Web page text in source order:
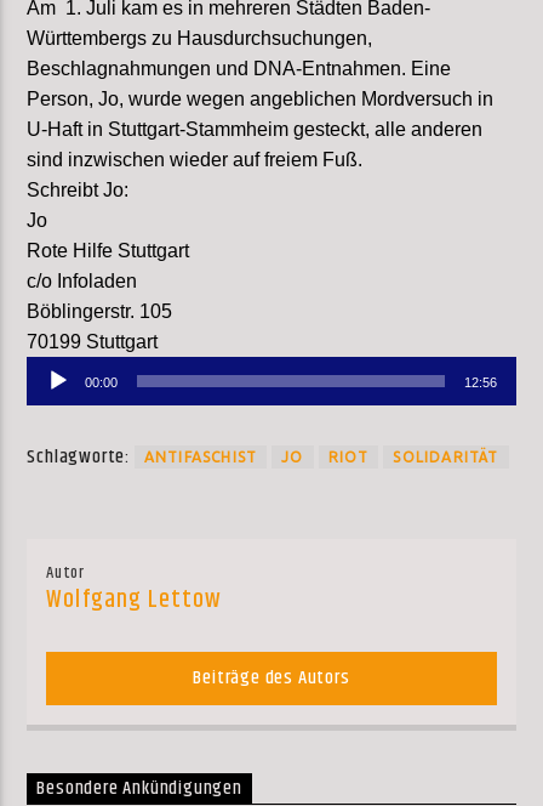
Am 1. Juli kam es in mehreren Städten Baden-
Württembergs zu Hausdurchsuchungen,
Beschlagnahmungen und DNA-Entnahmen. Eine
Person, Jo, wurde wegen angeblichen Mordversuch in
U-Haft in Stuttgart-Stammheim gesteckt, alle anderen
sind inzwischen wieder auf freiem Fuß.
Schreibt Jo:
Jo
Rote Hilfe Stuttgart
c/o Infoladen
Böblingerstr. 105
70199 Stuttgart
Audio-
00:00 12:56
Schlagworte: ANTIFASCHIST JO RIOT SOLIDARITÄT
Autor
Wolfgang Lettow
Beiträge des Autors
Besondere Ankündigungen